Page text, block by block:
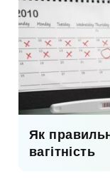
Як
вагітність